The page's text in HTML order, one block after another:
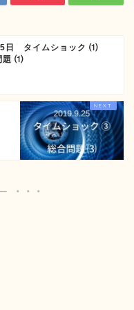
日 タイムショック ⑴
題 ⑴